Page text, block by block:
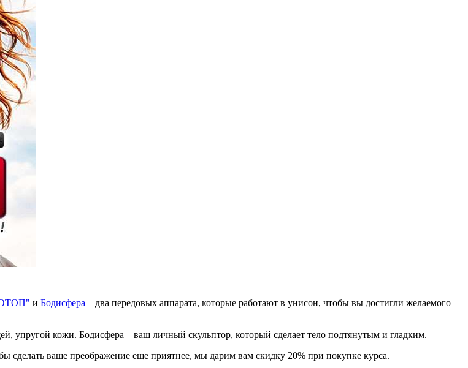
и Бодисфера – два передовых аппарата, которые работают в унисон, чтобы вы достигли желаемого
кожи. Бодисфера – ваш личный скульптор, который сделает тело подтянутым и гладким.
сделать ваше преображение еще приятнее, мы дарим вам скидку 20% при покупке курса.